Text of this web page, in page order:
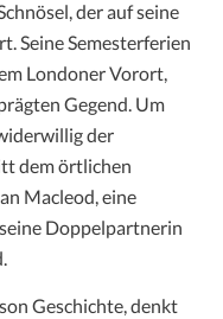
der auf seine
Seine Semesterferien
Londoner Vorort,
Gegend. Um
der
dem örtlichen
Macleod, eine
Doppelpartnerin
Geschichte, denkt